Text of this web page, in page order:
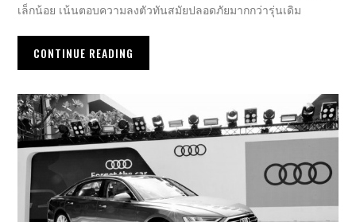
เล็กน้อย เน้นตอบความลงตัวทันสมัยปลอดภัยมากกว่ารุ่นเดิม
CONTINUE READING